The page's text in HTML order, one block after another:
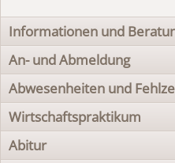
Informationen und
An- und Abmeldung
Abwesenheiten und
Wirtschaftspraktikum
Abitur